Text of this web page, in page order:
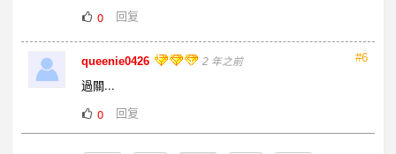
0
回复
#6
queenie0426 2 年之前
過關...
0
回复